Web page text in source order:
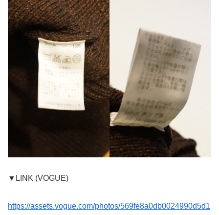
▼LINK (VOGUE)
https://assets.vogue.com/photos/569fe8a0db0024990d5d1